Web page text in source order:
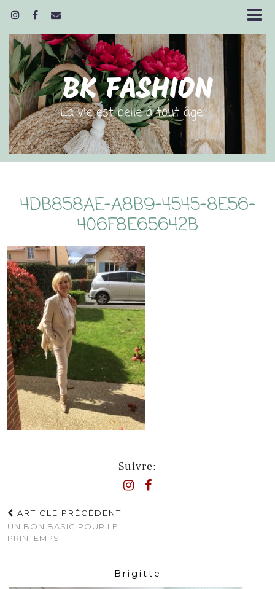
4DB858AE-A8B9-4545-8E56-
406F8E65642B
Suivre:
ARTICLE PRÉCÉDENT
UN BON BASIC POUR LE
PRINTEMPS
Brigitte